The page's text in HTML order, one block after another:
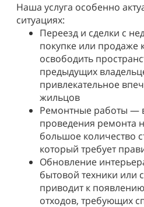
Наша услуга особенно
ситуациях:
Переезд и сделки с
покупке или продаже
освободить
предыдущих
привлекательное
жильцов
Ремонтные работы —
проведения ремонта
большое количество
который требует
Обновление
бытовой техники или
приводит к
отходов, требующих